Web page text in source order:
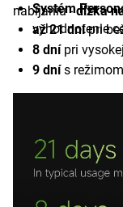
Systém
vyhodnotenie
nabíjaniu -dĺžka
až 21 dnípri
8 dní pri
9 dnís